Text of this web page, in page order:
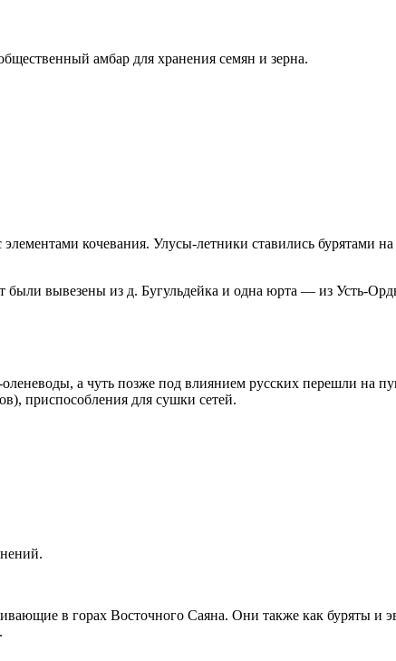
амбар для хранения семян и зерна.
кочевания. Улусы-летники ставились бурятами
вывезены из д. Бугульдейка и одна юрта — из Усть-
а чуть позже под влиянием русских перешли на
приспособления для сушки сетей.
в горах Восточного Саяна. Они также как буряты и